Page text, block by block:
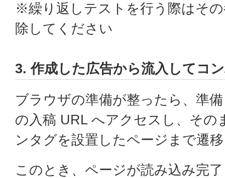
※繰り返しテストを行う際はそ
除してください
3. 作成した広告から流入してコ
ブラウザの準備が整ったら、準
の入稿 URL へアクセスし、その
ンタグを設置したページまで遷
このとき、ページが読み込み完